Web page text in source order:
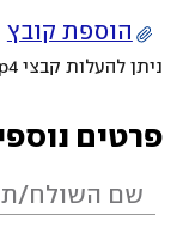
הוספת קובץ
ניתן להעלות קבצי mov, png, jpeg, jpg, mp4 עד 200MB
פרטים